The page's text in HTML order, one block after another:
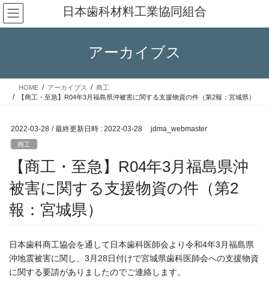
コ
ン
テ
ス
ナ
ビ
ゲ
ン
日本歯科材料工業協同組合
アーカイブス
HOME アーカイブス
商工
【商工・至急】R04年3月福島県沖被害に関する支援物資の件（第2報：宮城県）
2022-03-28 / 最終更新日時 : 2022-03-28 jdma_webmaster
商工
【商工・至急】R04年3月福島県沖
被害に関する支援物資の件（第2
報：宮城県）
日本歯科商工協会を通して日本歯科医師会より令和4年3月福島県
沖地震被害に関し、3月28日付けで宮城県歯科医師会への支援物資
に関する要請がありましたのでご連絡します。